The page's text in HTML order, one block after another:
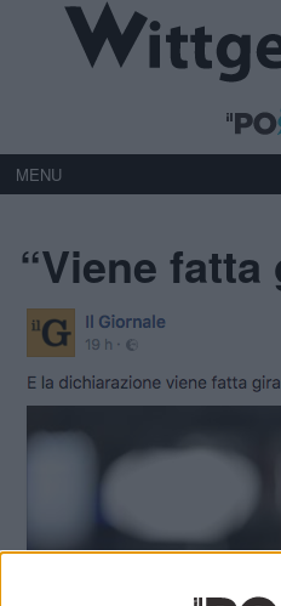
MENU
“Viene fatta